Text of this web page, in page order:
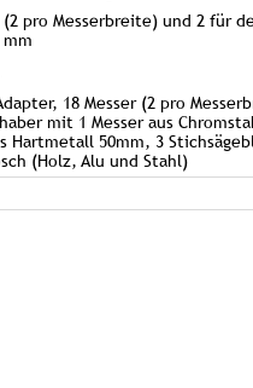
(2 pro Messerbreite) und 2 für
mm
18 Messer (2 pro
mit 1 Messer aus
Hartmetall 50mm, 3
(Holz, Alu und Stahl)